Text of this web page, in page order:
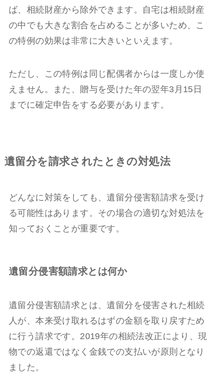
ば、相続財産から除外できます。自宅は相続財産
の中でも大きな割合を占めることが多いため、こ
の特例の効果は非常に大きいといえます。
ただし、この特例は同じ配偶者からは一度しか使
えません。また、贈与を受けた年の翌年3月15日
までに確定申告をする必要があります。
遺留分を請求されたときの対処法
どんなに対策をしても、遺留分侵害額請求を受け
る可能性はあります。その場合の適切な対処法を
知っておくことが重要です。
遺留分侵害額請求とは何か
遺留分侵害額請求とは、遺留分を侵害された相続
人が、本来受け取れるはずの金額を取り戻すため
に行う請求です。2019年の相続法改正により、現
物での返還ではなく金銭での支払いが原則となり
ました。